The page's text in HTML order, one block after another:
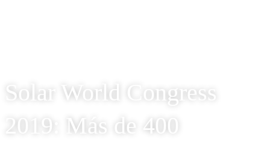
Solar World Congress
2019: Más de 400